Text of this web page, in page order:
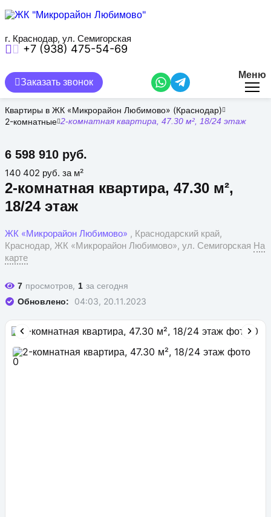
содержанию
г. Краснодар, ул. Семигорская
+7 (938) 475-54-69
Заказать звонок
Меню
Квартиры в ЖК «Микрорайон Любимово» (Краснодар)
2-комнатные 2-комнатная квартира, 47.30 м², 18/24 этаж
2-комнатная квартира, 47.30 м²,
18/24 этаж
6 598 910 руб.
ЖК «Микрорайон Любимово» , Краснодарский край,
Краснодар, ЖК «Микрорайон Любимово», ул. Семигорская На
карте
140 402 руб. за м²
7 просмотров, 1 за сегодня
Обновлено: 04:03, 20.11.2023